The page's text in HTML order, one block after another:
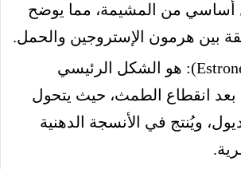
أساسي من المشيمة، مما يوضح
بين هرمون الإستروجين والحمل.
الإسترون (Estrone): هو الشكل الرئيسي
بعد انقطاع الطمث، حيث يتحول
ويُنتج في الأنسجة الدهنية